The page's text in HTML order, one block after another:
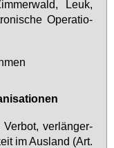
Leuk,
Ope­ra­tio­
Ver­bot, ver­län­ger­
im Aus­land (Art.